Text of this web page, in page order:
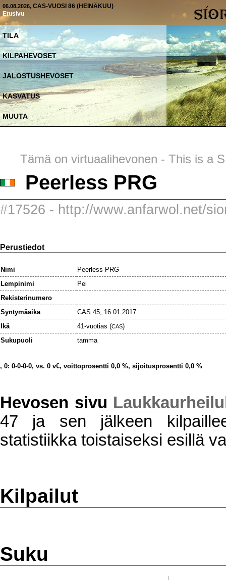
06.08.2026, CAS-VUOSI 86 (HEINÄKUU)
Etusivu
TILA
KILPAHEVOSET
JALOSTUSHEVOSET
KASVATUS
MUUTA
Tämä on virtuaalihevonen - This is a
Peerless PRG
#17526 - http://www.anfarwol.net/
Perustiedot
Nimi
Peerless PRG
Lempinimi
Pei
Rekisterinumero
Syntymäaika
CAS 45, 16.01.2017
Ikä
41-vuotias (CAS)
Sukupuoli
tamma
, 0: 0-0-0-0, vs. 0 v€, voittoprosentti 0,0 %, sijoitusprosentti 0,0 %
Hevosen sivu
47 ja sen jälkeen
statistiikka toistaiseksi esillä
Kilpailut
Suku